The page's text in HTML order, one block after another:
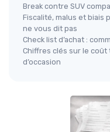
Break contre SUV
Fiscalité, malus et biais
ne vous dit pas
Check list d’achat :
Chiffres clés sur le coût
d’occasion